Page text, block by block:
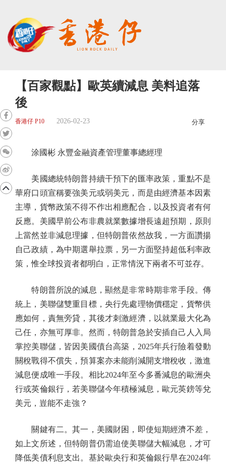
【百家觀點】歐英續減息 美料追落
後
香港仔 P10 2026-02-23 分享
涂國彬 永豐金融資產管理董事總經理
美國總統特朗普持續干預下的匯率政策，重點不是
華府口頭宣稱要強美元或弱美元，而是由經濟基本因素
主導，貨幣政策不得不作出相應配合，以及投資者有何
反應。美國早前公布非農就業數據增長遠超預期，原則
上當然並非減息理據，但特朗普依然故我，一方面讚揚
自己政績，為中期選舉拉票，另一方面堅持超低利率政
策，惟全球投資者都明白，正常情況下兩者不可並存。
特朗普所說的減息，顯然是非常時期非常手段。傳
統上，美聯儲雙重目標，央行先處理物價穩定，貨幣供
應如何，責無旁貸，其後才刺激經濟，以就業最大化為
己任，亦無可厚非。然而，特朗普急於安插自己人入局
掌控美聯儲，皆因美國債台高築，2025年兵行險着發動
關稅戰得不償失，預算案亦未能削減開支增稅收，激進
減息便成唯一手段。相比2024年至今多番減息的歐洲央
行或英倫銀行，若美聯儲今年積極減息，歐元英鎊等兌
美元，豈能不走強？
關鍵有二。其一，美國財困，即使短期經濟不差，
如上文所述，但特朗普仍需迫使美聯儲大幅減息，才可
降低美債利息支出。基於歐央行和英倫銀行早在2024年